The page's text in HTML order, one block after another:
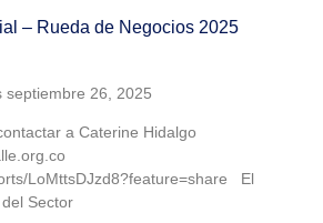
– Rueda de Negocios 2025
septiembre 26, 2025
a Caterine Hidalgo
LoMttsDJzd8?feature=share El
Sector